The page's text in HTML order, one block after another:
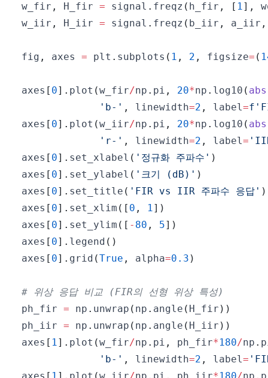
w_fir , H_fir = signal . freqz ( h_fir , [ 1] ,
w_iir , H_iir = signal . freqz ( b_iir , a_iir ,
fig , axes = plt . subplots ( 1 , 2 , figsize= (
axes [ 0] . plot (w_fir/np . pi , 20*np . log10 ( abs
'b-' , linewidth=2 , label=
axes [ 0] . plot (w_iir/np . pi , 20*np . log10 ( abs
'r-' , linewidth=2 , label=
axes [ 0] . set_xlabel ( '정규화 주파수' )
axes [ 0] . set_ylabel ( '크기 (dB)' )
axes [ 0] . set_title ( 'FIR vs IIR 주파수 응답' )
axes [ 0] . set_xlim ( [ 0 , 1] )
axes [ 0] . set_ylim ( [ - 80 , 5] )
axes [ 0] . legend ( )
axes [ 0] . grid (True , alpha=0.3 )
# 위상 응답 비교 (FIR의 선형 위상 특성)
ph_fir = np . unwrap ( np . angle ( H_fir ) )
ph_iir = np . unwrap ( np . angle ( H_iir ) )
axes [ 1] . plot (w_fir/np . pi , ph_fir* 180/np .
'b-' , linewidth=2 , label=